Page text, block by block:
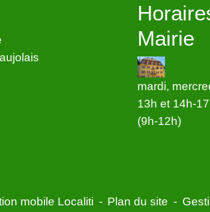
Mairie
mardi,
13h et 14h-
(9h-12h)
mobile Localiti - Plan du site -